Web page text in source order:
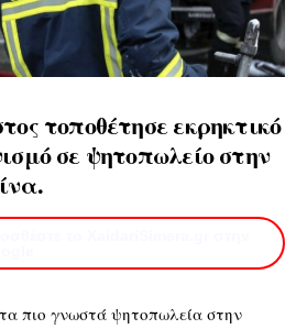
τοποθέτησε εκρηκτικό
σε ψητοπωλείο στην
πιο γνωστά ψητοπωλεία στην